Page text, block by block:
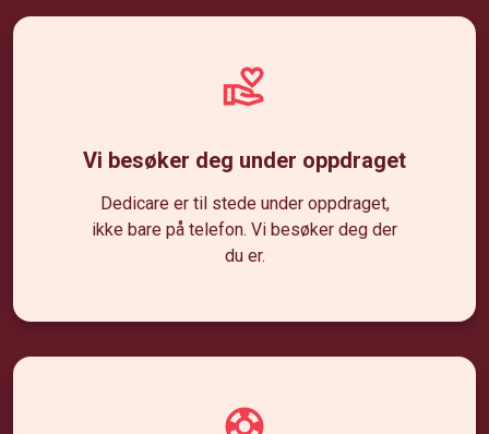
Vi besøker deg under oppdraget
Dedicare er til stede under oppdraget,
ikke bare på telefon. Vi besøker deg der
du er.